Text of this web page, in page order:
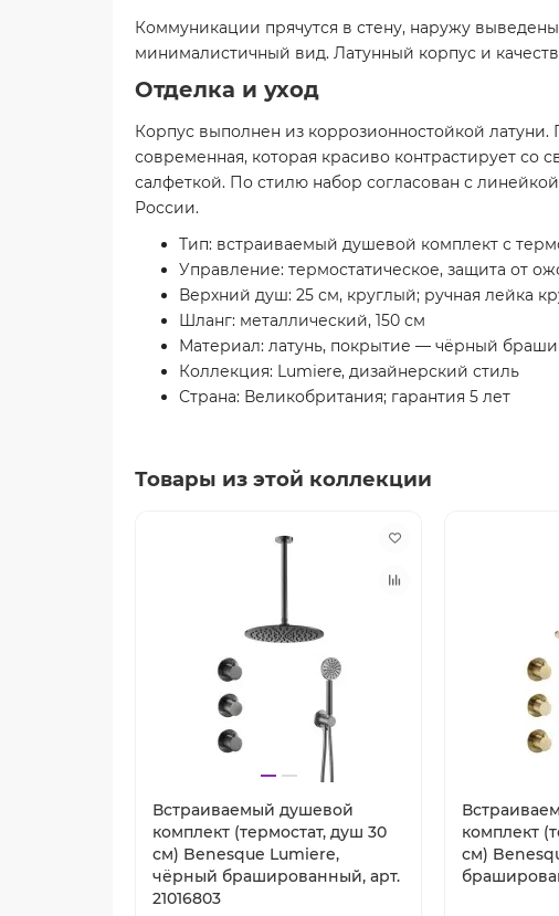
Коммуникации прячутся в стену, наружу
минималистичный вид. Латунный корпус и
Отделка и уход
Корпус выполнен из коррозионностойкой
современная, которая красиво контрастирует со
салфеткой. По стилю набор согласован с
России.
Тип: встраиваемый душевой комплект с
Управление: термостатическое, защита от
Верхний душ: 25 см, круглый; ручная лейка
Шланг: металлический, 150 см
Материал: латунь, покрытие — чёрный
Коллекция: Lumiere, дизайнерский стиль
Страна: Великобритания; гарантия 5 лет
Товары из этой коллекции
Встраиваемый душевой
комплект (термостат, душ 30
см) Benesque Lumiere,
чёрный брашированный, арт.
21016803
комплект
см)